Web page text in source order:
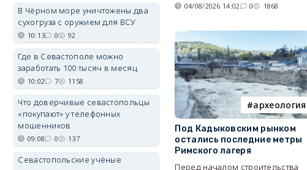
04/08/2026 14:02 0 1868
археология
Под Кадыковским рынком
остались последние метры
Римского лагеря
Перед началом строительства
В Чёрном море уничтожены два
сухогруза с оружием для ВСУ
10:13 0 92
Где в Севастополе можно
заработать 100 тысяч в месяц
10:02 7 1158
Что доверчивые севастопольцы
«покупают» у телефонных
мошенников
09:08 0 137
Севастопольские учёные